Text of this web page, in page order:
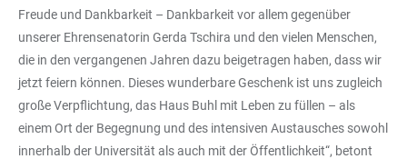
Freude und Dankbarkeit – Dankbarkeit vor allem gegenüber
unserer Ehrensenatorin Gerda Tschira und den vielen Menschen,
die in den vergangenen Jahren dazu beigetragen haben, dass wir
jetzt feiern können. Dieses wunderbare Geschenk ist uns zugleich
große Verpflichtung, das Haus Buhl mit Leben zu füllen – als
einem Ort der Begegnung und des intensiven Austausches sowohl
innerhalb der Universität als auch mit der Öffentlichkeit“, betont